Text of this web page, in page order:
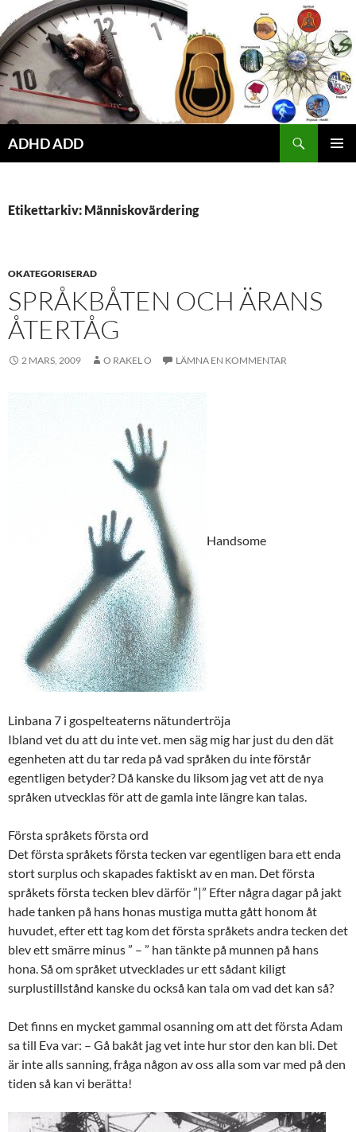
Hoppa
till
innehåll
ADHD ADD
Etikettarkiv: Människovärdering
OKATEGORISERAD
SPRÅKBÅTEN OCH ÄRANS
ÅTERTÅG
2 MARS, 2009 O RAKEL O LÄMNA EN KOMMENTAR
Handsome
Linbana 7 i gospelteaterns nätundertröja
Ibland vet du att du inte vet. men säg mig har just du den dät
egenheten att du tar reda på vad språken du inte förstår
egentligen betyder? Då kanske du liksom jag vet att de nya
språken utvecklas för att de gamla inte längre kan talas.
Första språkets första ord
Det första språkets första tecken var egentligen bara ett enda
stort surplus och skapades faktiskt av en man. Det första
språkets första tecken blev därför ”|” Efter några dagar på jakt
hade tanken på hans honas mustiga mutta gått honom åt
huvudet, efter ett tag kom det första språkets andra tecken det
blev ett smärre minus ” – ” han tänkte på munnen på hans
hona. Så om språket utvecklades ur ett sådant kiligt
surplustillstånd kanske du också kan tala om vad det kan så?
Det finns en mycket gammal osanning om att det första Adam
sa till Eva var: – Gå bakåt jag vet inte hur stor den kan bli. Det
är inte alls sanning, fråga någon av oss alla som var med på den
tiden så kan vi berätta!